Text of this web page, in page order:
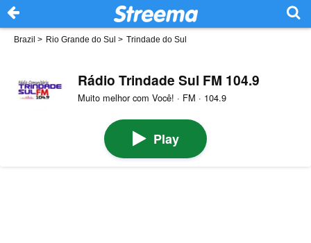
Brazil > Rio Grande do Sul > Trindade do Sul
Rádio Trindade Sul FM 104.9
Muito melhor com Você! · FM · 104.9
Play